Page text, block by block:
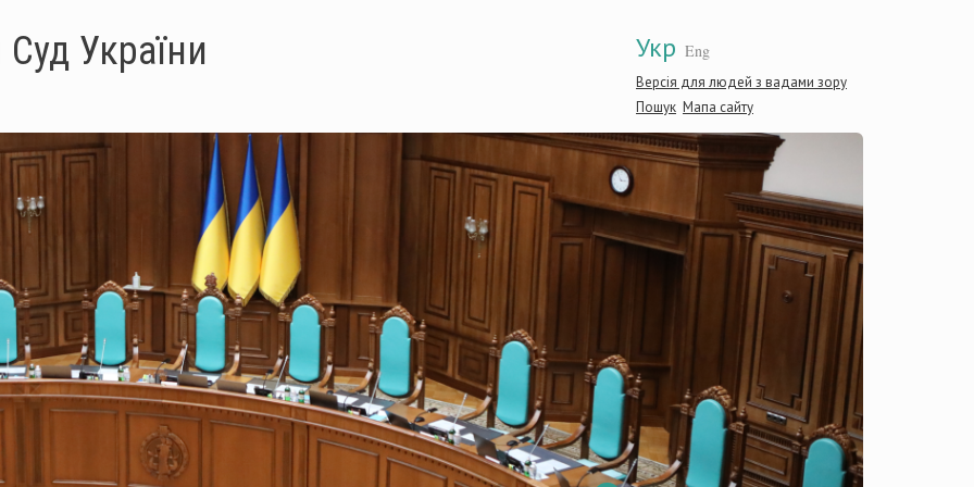
Укр Eng
Версія для людей з вадами зору
Пошук Мапа сайту
України
України